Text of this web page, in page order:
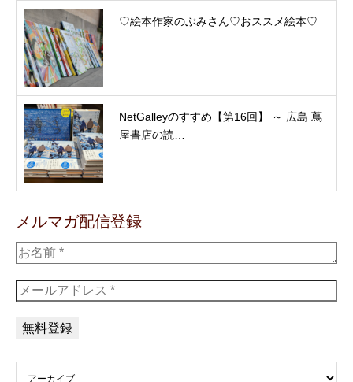
♡絵本作家のぶみさん♡おススメ絵本♡
NetGalleyのすすめ【第16回】 ～ 広島 蔦
屋書店の読…
メルマガ配信登録